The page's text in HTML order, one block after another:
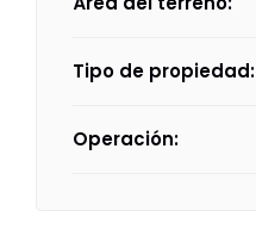
Tipo de propiedad:
Operación: